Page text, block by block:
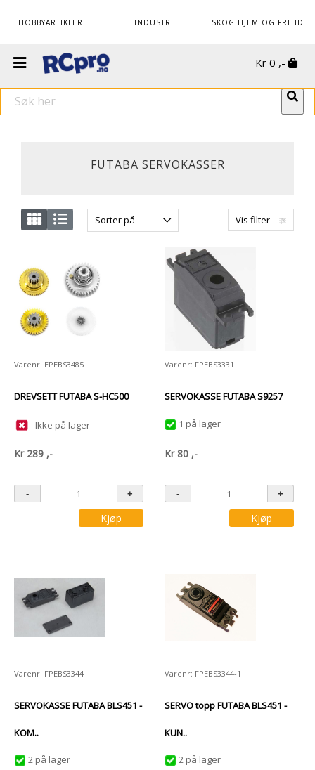
HOBBYARTIKLER INDUSTRI SKOG HJEM OG FRITID
Kr 0 ,-
FUTABA SERVOKASSER
Vis filter
Sorter på
Varenr: EPEBS3485
DREVSETT FUTABA S-HC500
Ikke på lager
Kr 289 ,-
Kjøp
Varenr: FPEBS3331
SERVOKASSE FUTABA S9257
1 på lager
Kr 80 ,-
Kjøp
Varenr: FPEBS3344
SERVOKASSE FUTABA BLS451 -
KOM..
2 på lager
Varenr: FPEBS3344-1
SERVO topp FUTABA BLS451 -
KUN..
2 på lager